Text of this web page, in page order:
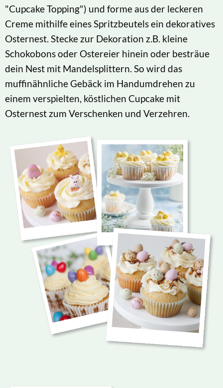
"Cupcake Topping") und forme aus der leckeren
Creme mithilfe eines Spritzbeutels ein dekoratives
Osternest. Stecke zur Dekoration z.B. kleine
Schokobons oder Ostereier hinein oder besträue
dein Nest mit Mandelsplittern. So wird das
muffinähnliche Gebäck im Handumdrehen zu
einem verspielten, köstlichen Cupcake mit
Osternest zum Verschenken und Verzehren.